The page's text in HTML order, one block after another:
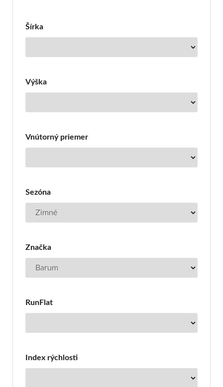
Pneumatiky
Barum
Šírka
Výška
Vnútorný priemer
Sezóna
Značka
RunFlat
Index rýchlosti